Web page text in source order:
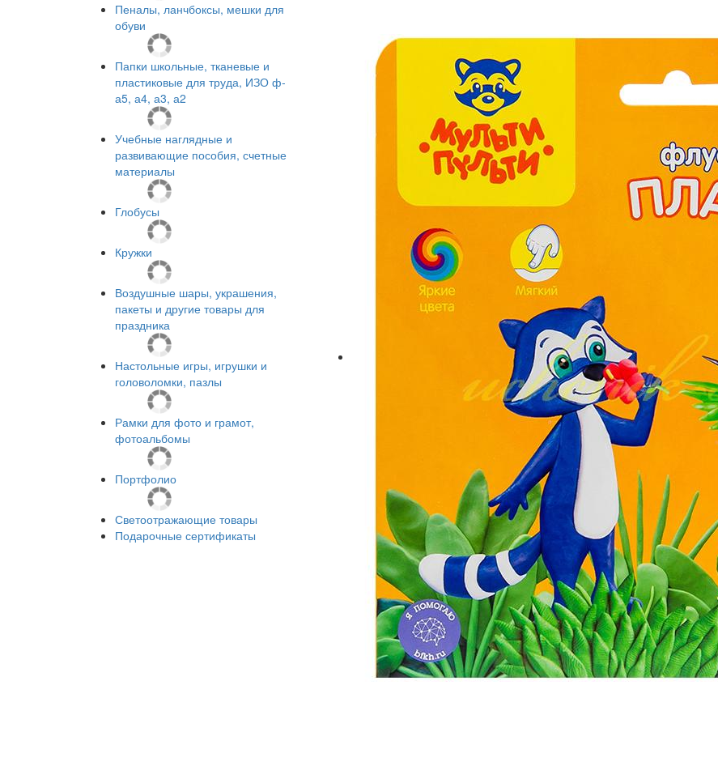
Пеналы, ланчбоксы, мешки для
обуви
Папки школьные, тканевые и
пластиковые для труда, ИЗО ф-
а5, а4, а3, а2
Учебные наглядные и
развивающие пособия, счетные
материалы
Глобусы
Кружки
Воздушные шары, украшения,
пакеты и другие товары для
праздника
Настольные игры, игрушки и
головоломки, пазлы
Рамки для фото и грамот,
фотоальбомы
Портфолио
Светоотражающие товары
Подарочные сертификаты